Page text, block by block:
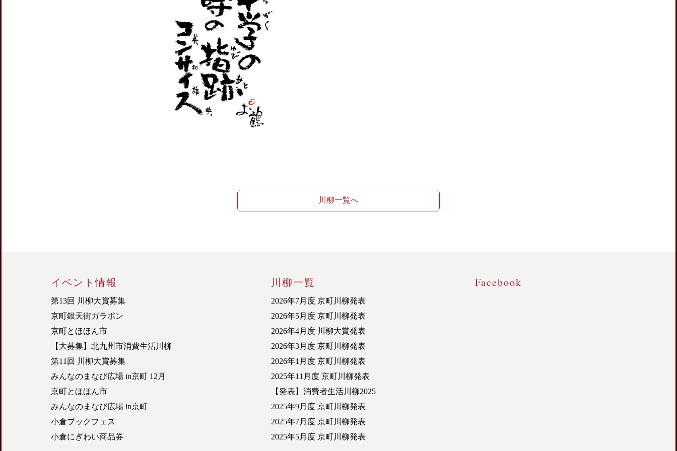
川柳一覧へ
イベント情報
第13回 川柳大賞募集
京町銀天街ガラポン
京町とほほん市
【大募集】北九州市消費生活川柳
第11回 川柳大賞募集
みんなのまなび広場 in京町 12月
京町とほほん市
みんなのまなび広場 in京町
小倉ブックフェス
小倉にぎわい商品券
川柳一覧
2026年7月度 京町川柳発表
2026年5月度 京町川柳発表
2026年4月度 川柳大賞発表
2026年3月度 京町川柳発表
2026年1月度 京町川柳発表
2025年11月度 京町川柳発表
【発表】消費者生活川柳2025
2025年9月度 京町川柳発表
2025年7月度 京町川柳発表
2025年5月度 京町川柳発表
Facebook